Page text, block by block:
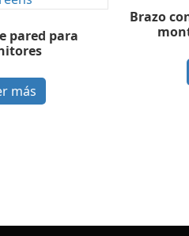
pared para
más
Brazo